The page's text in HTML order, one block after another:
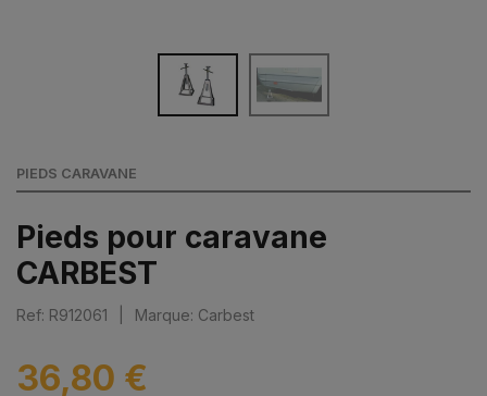
PIEDS CARAVANE
Pieds pour caravane
CARBEST
Ref: R912061 Marque: Carbest
36,80 €